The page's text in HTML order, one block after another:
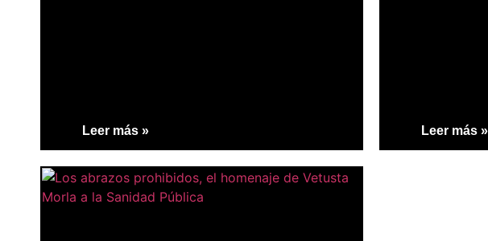
Leer más » Leer más »